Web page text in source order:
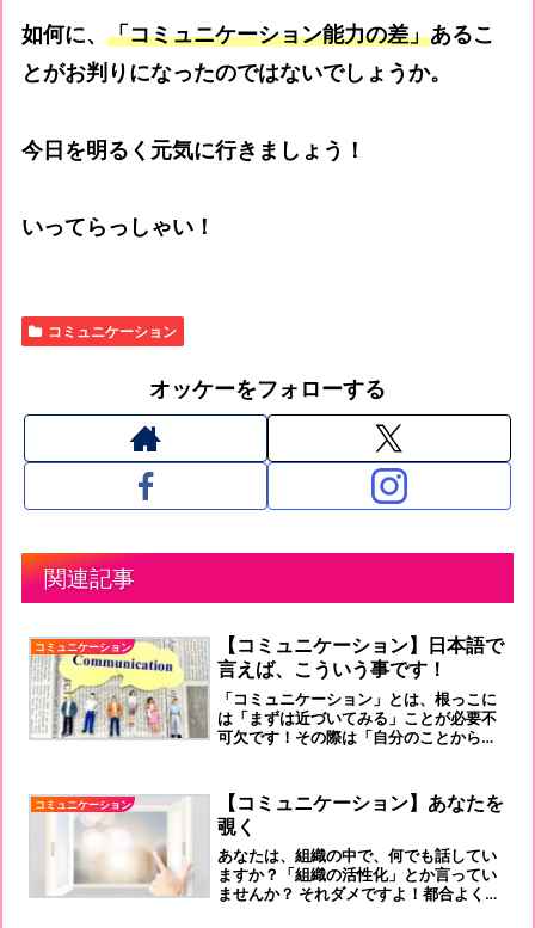
如何に、「コミュニケーション能力の差」あるこ
とがお判りになったのではないでしょうか。
今日を明るく元気に行きましょう！
いってらっしゃい！
コミュニケーション
オッケーをフォローする
関連記事
コミュニケーション
【コミュニケーション】日本語で
言えば、こういう事です！
「コミュニケーション」とは、根っこに
は「まずは近づいてみる」ことが必要不
可欠です！その際は「自分のことから話
コミュニケーション
【コミュニケーション】あなたを
覗く
あなたは、組織の中で、何でも話してい
ますか？「組織の活性化」とか言ってい
ませんか？ それダメですよ！都合よくな